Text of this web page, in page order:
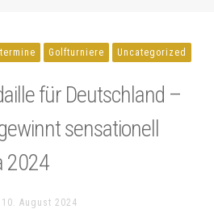
Golfturniere Uncategorized
für Deutschland –
sensationell
2024
10. August 2024